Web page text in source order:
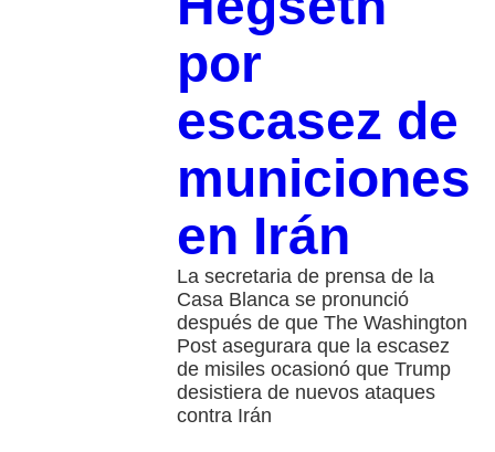
por
escasez de
municiones
en Irán
La secretaria de prensa de la
Casa Blanca se pronunció
después de que The Washington
Post asegurara que la escasez
de misiles ocasionó que Trump
desistiera de nuevos ataques
contra Irán